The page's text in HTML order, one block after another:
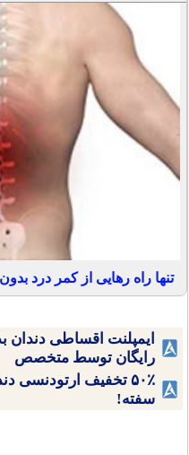
تنها راه رهایی از کمر درد
ایمپلنت اقساطی دندان
رایگان توسط متخصص
۵۰٪ تخفیف ارتودنسی
سفته!